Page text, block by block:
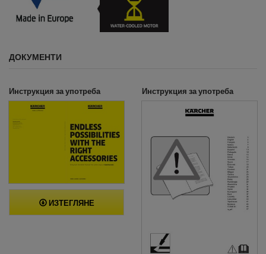
ДОКУМЕНТИ
Инструкция за употреба
ИЗТЕГЛЯНЕ
Инструкция за употреба